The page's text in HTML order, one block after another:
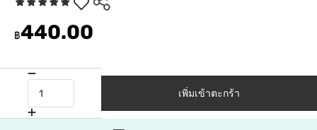
฿440.00
เพิ่มเข้าตะกร้า